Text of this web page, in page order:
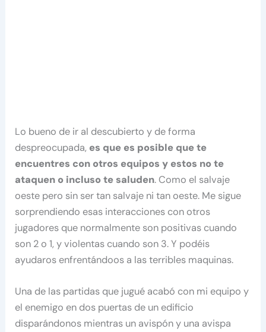
Lo bueno de ir al descubierto y de forma
despreocupada, es que es posible que te
encuentres con otros equipos y estos no te
ataquen o incluso te saluden. Como el salvaje
oeste pero sin ser tan salvaje ni tan oeste. Me sigue
sorprendiendo esas interacciones con otros
jugadores que normalmente son positivas cuando
son 2 o 1, y violentas cuando son 3. Y podéis
ayudaros enfrentándoos a las terribles maquinas.
Una de las partidas que jugué acabó con mi equipo y
el enemigo en dos puertas de un edificio
disparándonos mientras un avispón y una avispa